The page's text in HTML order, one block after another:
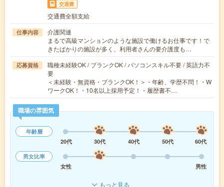
交通費
交通費全額支給
仕事内容
介護関連
まるで高級マンションのような施設で働けるお仕事です！で
きたばかりの施設が多く、利用者さんの要介護度も…
応募資格
職種未経験OK / ブランクOK / パソコンスキル不要 / 英語力不
要
＜未経験・無資格・ブランクOK！＞・年齢、学歴不問！・W
ワークOK！・10名以上採用予定！・履歴書不…
職場の雰囲気
年齢層
20代
30代 40代 50代
60代
男女比率
女性
男性
もっと見る